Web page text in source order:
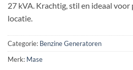
27 kVA. Krachtig, stil en ideaal
locatie.
Categorie: Benzine Generatoren
Merk: Mase